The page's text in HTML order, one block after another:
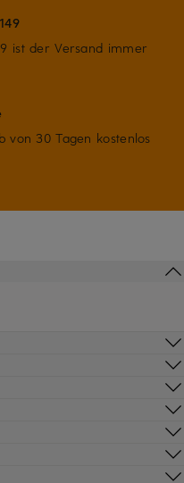
ist der Versand immer
von 30 Tagen kostenlos